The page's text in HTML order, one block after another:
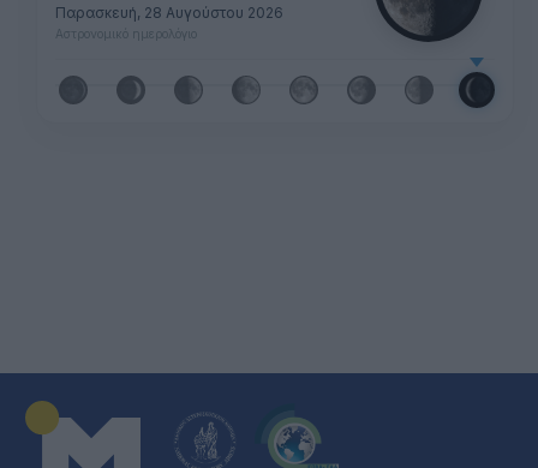
Παρασκευή, 28 Αυγούστου 2026
Αστρονομικό ημερολόγιο